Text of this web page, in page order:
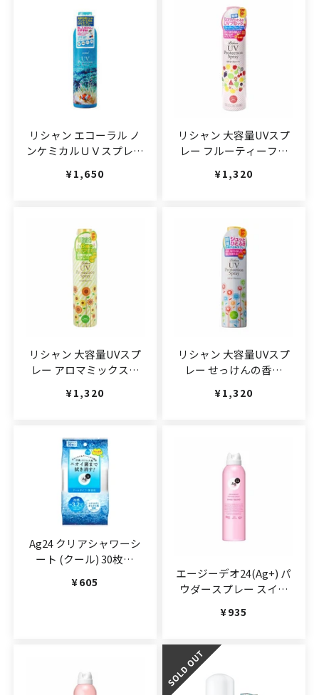
リシャン エコーラル ノ
ンケミカルＵＶスプレー
200g(JAN:4582425688408)
通常価格
¥1,650
リシャン 大容量UVスプ
レー フルーティーフロ
250g(JAN:4582425685513)
通常価格
¥1,320
リシャン 大容量UVスプ
レー アロマミックスの
230g(JAN:4582425687821)
通常価格
¥1,320
リシャン 大容量UVスプ
レー せっけんの香り
通常価格
¥1,320
Ag24 クリアシャワーシ
ート (クール) 30枚入
通常価格
¥605
エージーデオ24(Ag+) パ
ウダースプレー スイー
142g(JAN:4901872464180)
通常価格
¥935